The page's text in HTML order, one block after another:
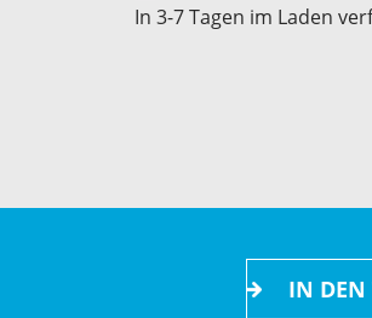
In 3-7 Tagen im Laden
IN DEN